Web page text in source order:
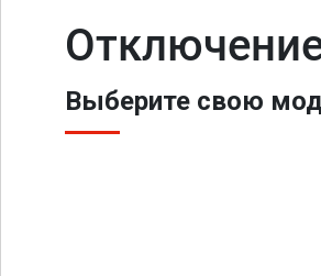
Выберите свою